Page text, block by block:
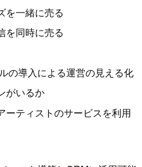
を一緒に売る
を同時に売る
の導入による運営の見える化
がいるか
ーティストのサービスを利用